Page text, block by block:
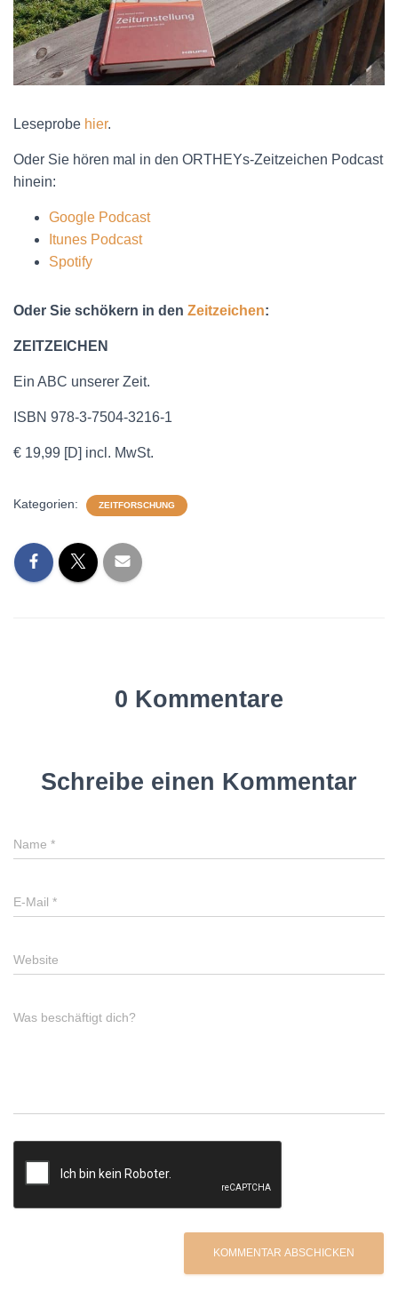
Leseprobe hier.
Oder Sie hören mal in den ORTHEYs-Zeitzeichen Podcast
hinein:
Google Podcast
Itunes Podcast
Spotify
Oder Sie schökern in den Zeitzeichen:
ZEITZEICHEN
Ein ABC unserer Zeit.
ISBN 978-3-7504-3216-1
€ 19,99 [D] incl. MwSt.
Kategorien: ZEITFORSCHUNG
0 Kommentare
Schreibe einen Kommentar
Name *
E-Mail *
Website
Was beschäftigt dich?